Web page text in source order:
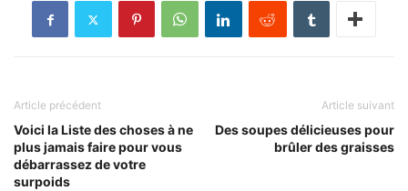
Article précédent
Voici la Liste des choses à ne
plus jamais faire pour vous
débarrassez de votre
surpoids
Article suivant
Des soupes délicieuses pour
brûler des graisses